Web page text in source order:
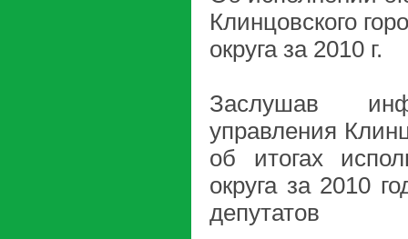
Клинцовского
округа за 2010 г.
Заслушав
управления
об итогах
округа за 2010
депутатов